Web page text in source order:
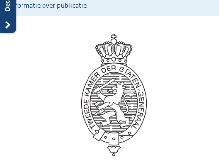
Informatie over publicatie